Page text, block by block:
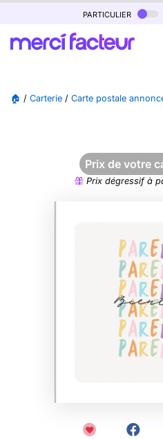
particulier
🏠 / Carterie / Carte postale
Prix de votre
Prix dégressif à